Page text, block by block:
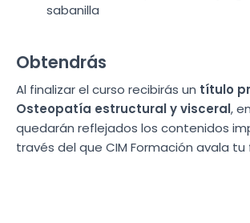
sabanilla
Obtendrás
Al finalizar el curso recibirás un título
Osteopatía estructural y visceral,
quedarán reflejados los contenidos
través del que CIM Formación avala tu